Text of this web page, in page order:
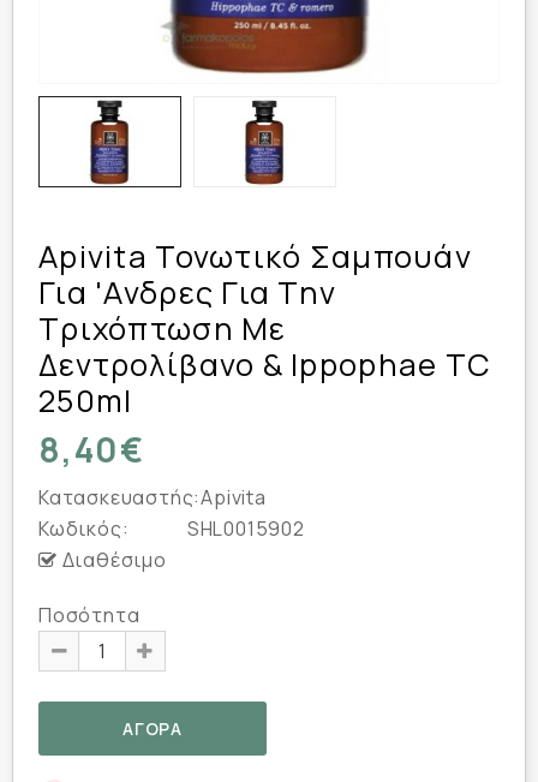
Apivita Τονωτικό Σαμπουάν
Για 'Ανδρες Για Την
Τριχόπτωση Με
Δεντρολίβανο & Ippophae TC
250ml
8,40€
Κατασκευαστής:Apivita
Κωδικός:
SHL0015902
Διαθέσιμο
Ποσότητα